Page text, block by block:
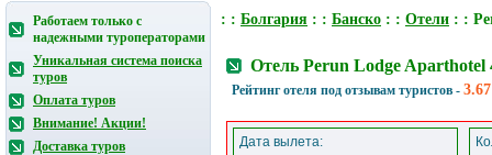
Работаем только с
надежными туроператорами
Уникальная система поиска
туров
Оплата туров
Внимание! Акции!
Доставка туров
: : Болгария : : Банско : : Отели : :
Отель Perun Lodge
Рейтинг отеля под отзывам туристов -
Дата вылета: